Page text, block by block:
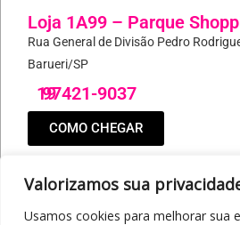
Valorizamos sua
Usamos cookies para melhorar sua
Loja 1A99 – Parque
Rua General de Divisão Pedro
Barueri/SP
19
97421-9037
COMO CHEGAR